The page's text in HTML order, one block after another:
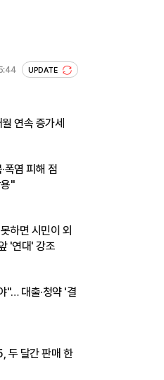
UPDATE
연속 증가세
폭염 피해 점
"
하면 시민이 외
'연대' 강조
"… 대출·청약 '결
두 달간 판매 한